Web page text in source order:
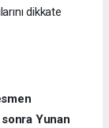
dikkate
sonra Yunan